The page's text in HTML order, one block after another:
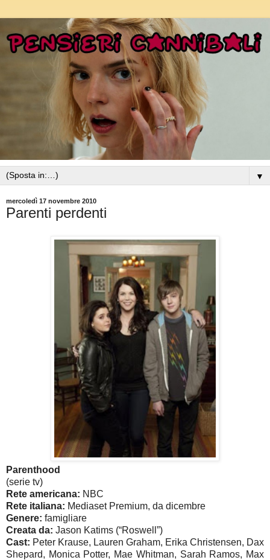
▼
mercoledì 17 novembre 2010
Parenti perdenti
Parenthood
(serie tv)
Rete americana: NBC
Rete italiana: Mediaset Premium, da dicembre
Genere: famigliare
Creata da: Jason Katims (“Roswell”)
Cast: Peter Krause, Lauren Graham, Erika Christensen, Dax
Shepard, Monica Potter, Mae Whitman, Sarah Ramos, Max